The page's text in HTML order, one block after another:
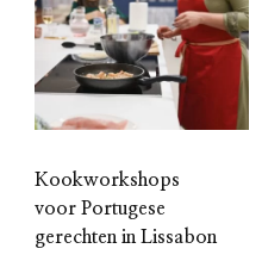
Kookworkshops
voor Portugese
gerechten in Lissabon